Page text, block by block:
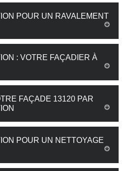
POUR UN RAVALEMENT
: VOTRE FAÇADIER À
FAÇADE 13120 PAR
POUR UN NETTOYAGE